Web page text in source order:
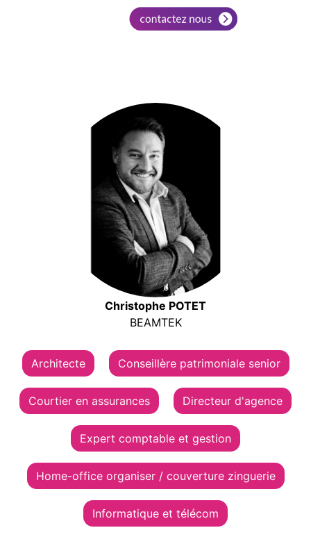
Christophe POTET
BEAMTEK
Architecte Conseillère patrimoniale senior
Courtier en assurances Directeur d'agence
Expert comptable et gestion
Home-office organiser / couverture zinguerie
Informatique et télécom